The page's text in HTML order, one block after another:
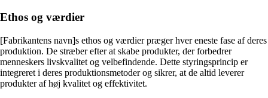
Ethos og værdier
[Fabrikantens navn]s ethos og værdier præger hver eneste fase af deres
produktion. De stræber efter at skabe produkter, der forbedrer
menneskers livskvalitet og velbefindende. Dette styringsprincip er
integreret i deres produktionsmetoder og sikrer, at de altid leverer
produkter af høj kvalitet og effektivitet.